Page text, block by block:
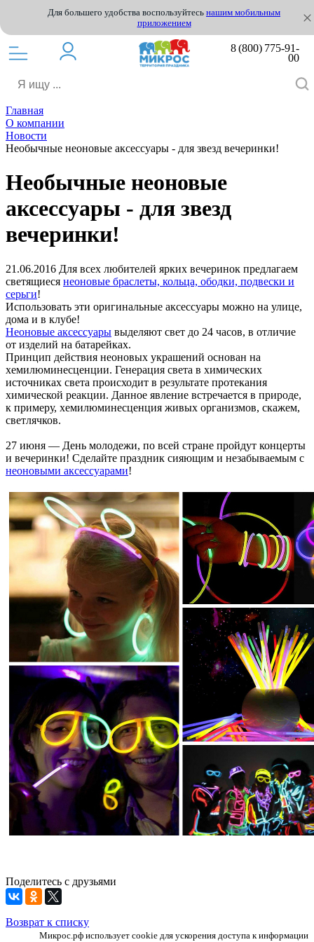
Для большего удобства воспользуйтесь нашим мобильным
приложением
8 (800) 775-91-
00
Главная
О компании
Новости
Необычные неоновые аксессуары - для звезд вечеринки!
Необычные неоновые
аксессуары - для звезд
вечеринки!
21.06.2016 Для всех любителей ярких вечеринок предлагаем
светящиеся неоновые браслеты, кольца, ободки, подвески и
серьги!
Использовать эти оригинальные аксессуары можно на улице,
дома и в клубе!
Неоновые аксессуары выделяют свет до 24 часов, в отличие
от изделий на батарейках.
Принцип действия неоновых украшений основан на
хемилюминесценции. Генерация света в химических
источниках света происходит в результате протекания
химической реакции. Данное явление встречается в природе,
к примеру, хемилюминесценция живых организмов, скажем,
светлячков.
27 июня — День молодежи, по всей стране пройдут концерты
и вечеринки! Сделайте праздник сияющим и незабываемым с
неоновыми аксессуарами!
Поделитесь с друзьями
Возврат к списку
Микрос.рф использует cookie для ускорения доступа к информации